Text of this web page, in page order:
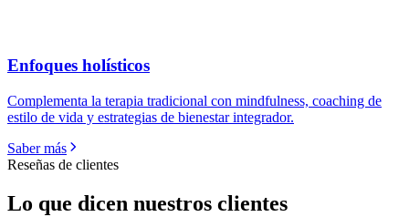
Enfoques holísticos
Complementa la terapia tradicional con mindfulness, coaching de
estilo de vida y estrategias de bienestar integrador.
Saber más
Reseñas de clientes
Lo que dicen nuestros clientes